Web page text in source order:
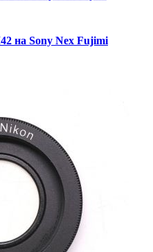
на Sony Nex Fujimi